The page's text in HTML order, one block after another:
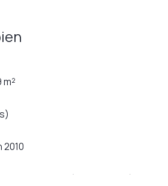
sur le site
: autre (climatisation)